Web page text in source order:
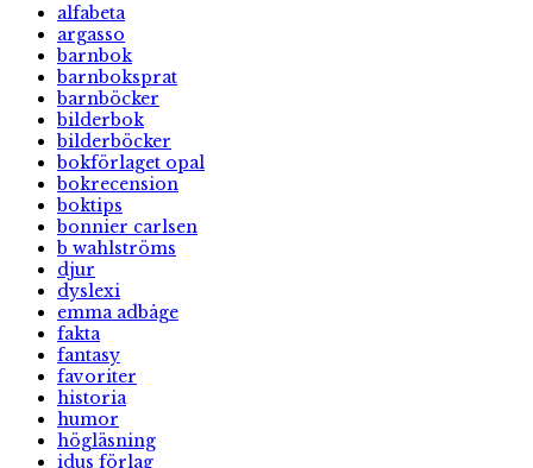
alfabeta
argasso
barnbok
barnboksprat
barnböcker
bilderbok
bilderböcker
bokförlaget opal
bokrecension
boktips
bonnier carlsen
b wahlströms
djur
dyslexi
emma adbåge
fakta
fantasy
favoriter
historia
humor
högläsning
idus förlag